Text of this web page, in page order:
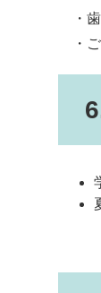
・歯
・ご